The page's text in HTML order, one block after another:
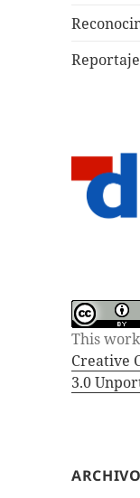
This
Creative
3.0
ARCHIVO